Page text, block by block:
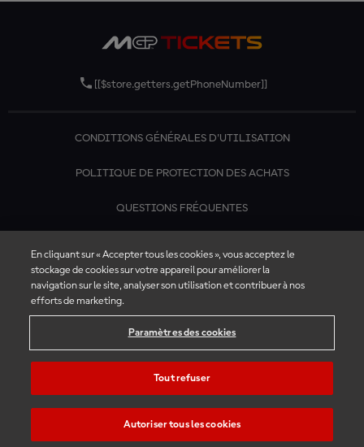
[[$store.getters.getPhoneNumber]]
CONDITIONS GÉNÉRALES D'UTILISATION
POLITIQUE DE PROTECTION DES ACHATS
QUESTIONS FRÉQUENTES
© 2026 Billetterie Officielle du MotoGP™. All rights reserved
En cliquant sur « Accepter tous les cookies », vous acceptez le
stockage de cookies sur votre appareil pour améliorer la
navigation sur le site, analyser son utilisation et contribuer à nos
efforts de marketing.
Paramètres des cookies
Tout refuser
Autoriser tous les cookies